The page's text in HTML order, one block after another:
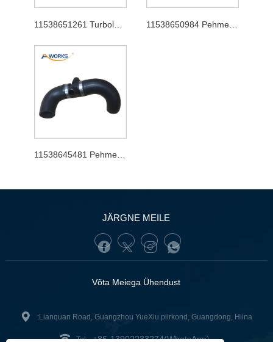
11538651261 Turbolaaduri voolik 11538650984 Pehme toru
11538645481 Pehme toru
JÄRGNE MEILE
Võta Meiega Ühendust
:Lianquan Road, Guangzhou YueXiu piirkond, Guangdong, Hiina
Tel: +86-13902233274(WhatsApp)